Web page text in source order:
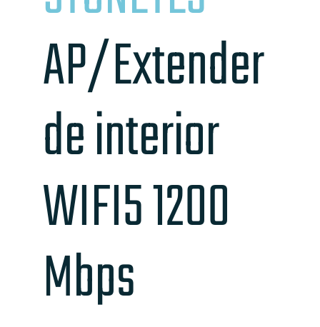
AP/Extender
de interior
WIFI5 1200
Mbps